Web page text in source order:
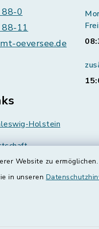
Website zu
in unseren
0
11
oeversee.de
Holstein
Sieverstedt